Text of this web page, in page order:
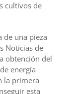
cultivos de
de una pieza
Noticias de
obtención del
energía
la primera
esta